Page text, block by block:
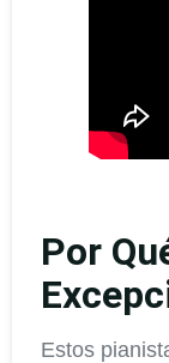
Por
Estos